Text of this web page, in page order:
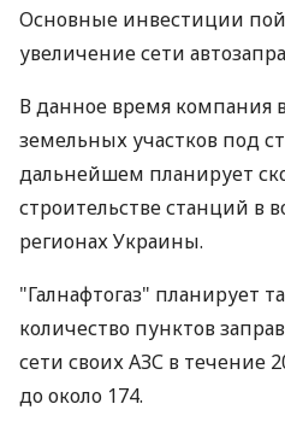
Основные инвестиции
увеличение сети
В данное время компания
земельных участков под
дальнейшем планирует
строительстве станций в
регионах Украины.
"Галнафтогаз" планирует
количество пунктов
сети своих АЗС в течение
до около 174.